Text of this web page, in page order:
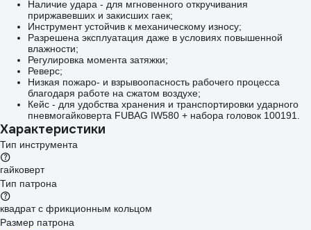
Наличие удара - для мгновенного откручивания
приржавевших и закисших гаек;
Инструмент устойчив к механическому износу;
Разрешена эксплуатация даже в условиях повышенной
влажности;
Регулировка момента затяжки;
Реверс;
Низкая пожаро- и взрывоопасность рабочего процесса
благодаря работе на сжатом воздухе;
Кейс - для удобства хранения и транспортировки ударного
пневмогайковерта FUBAG IW580 + набора головок 100191.
Характеристики
Тип инструмента
гайковерт
Тип патрона
квадрат с фрикционным кольцом
Размер патрона